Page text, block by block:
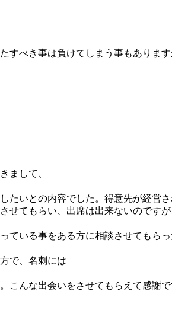
べき事は負けてしまう事もありま
まして、
たいとの内容でした。得意先が経営
せてもらい、出席は出来ないのです
ている事をある方に相談させてもら
で、名刺には
こんな出会いをさせてもらえて感謝